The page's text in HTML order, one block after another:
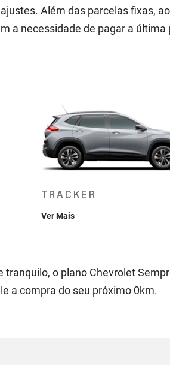
Além das parcelas fixas,
a necessidade de pagar a última
TRACKER
Ver Mais
tranquilo, o plano Chevrolet
a compra do seu próximo 0km.